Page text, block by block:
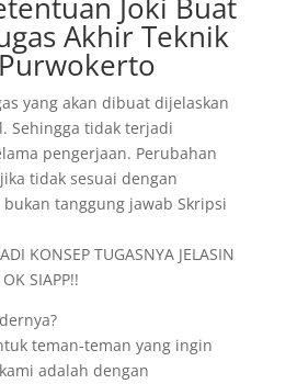
Akhir Teknik
yang akan dibuat dijelaskan
Sehingga tidak terjadi
pengerjaan. Perubahan
tidak sesuai dengan
tanggung jawab Skripsi
KONSEP TUGASNYA JELASIN
SIAPP!!
teman-teman yang ingin
adalah dengan